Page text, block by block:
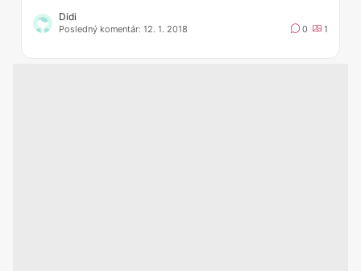
Didi
Posledný komentár: 12. 1. 2018 0 1